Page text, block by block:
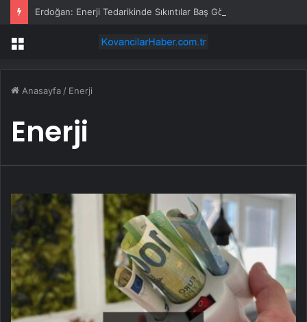
Erdoğan: Enerji Tedarikinde Sıkıntılar Baş Gösterdi
Menü
Anasayfa / Enerji
Enerji